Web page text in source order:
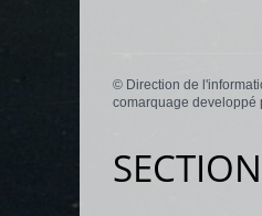
© Direction de
comarquage developpé